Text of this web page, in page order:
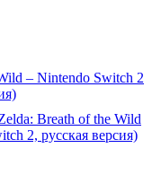
– Nintendo Switch 2
Breath of the Wild
2, русская версия)